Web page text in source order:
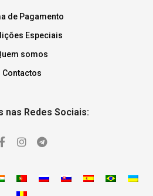
de Pagamento
Especiais
somos
Contactos
nas Redes Sociais: